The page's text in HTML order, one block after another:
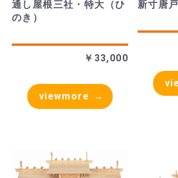
通し屋根三社・特大（ひ
のき）
￥33,000
viewmore
新寸唐